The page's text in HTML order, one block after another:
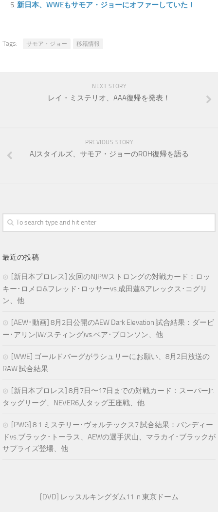
新日本、WWEもサモア・ジョーにオファーしていた！
Tags: サモア・ジョー 移籍情報
NEXT STORY
レイ・ミステリオ、AAA復帰を発表！
PREVIOUS STORY
AJスタイルズ、サモア・ジョーのROH復帰を語る
最近の投稿
[新日本プロレス] 次回のNJPWストロングの対戦カード：ロッ
キー･ロメロ&フレッド･ロッサーvs.成田蓮&アレックス･コグリ
ン、他
[AEW･動画] 8月2日公開のAEW Dark Elevation 試合結果：ダービ
ー･アリン(W/スティング)vs.ベア･ブロンソン、他
[WWE] ゴールドバーグがラシュリーにお願い、8月2日放送の
RAW 試合結果
[新日本プロレス] 8月7日〜17日までの対戦カード：スーパーJr.
タッグリーグ、NEVER6人タッグ王座戦、他
[PWG] 8.1 ミステリー･ヴォルテックス7 試合結果：バンディー
ドvs.ブラック･トーラス、AEWの選手沢山、マラカイ･ブラックが
サプライズ登場、他
[DVD] レッスルキングダム11 in 東京ドーム